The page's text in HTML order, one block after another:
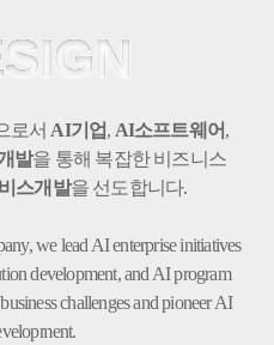
로서 AI기업, AI소프트웨어,
발을 통해 복잡한 비즈니스
스개발을 선도합니다.
we lead AI enterprise initiatives
development, and AI program
challengesand pioneer AI